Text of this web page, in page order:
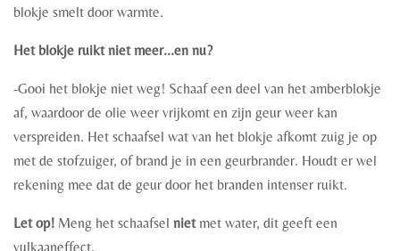
blokje smelt door warmte.
Het blokje ruikt niet meer...en nu?
-Gooi het blokje niet weg! Schaaf een deel van het amberblokje
af, waardoor de olie weer vrijkomt en zijn geur weer kan
verspreiden. Het schaafsel wat van het blokje afkomt zuig je op
met de stofzuiger, of brand je in een geurbrander. Houdt er wel
rekening mee dat de geur door het branden intenser ruikt.
Let op! Meng het schaafsel niet met water, dit geeft een
vulkaaneffect.